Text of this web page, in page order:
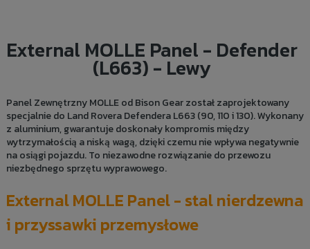
External MOLLE Panel - Defender
(L663) - Lewy
Panel Zewnętrzny MOLLE od Bison Gear został zaprojektowany
specjalnie do Land Rovera Defendera L663 (90, 110 i 130). Wykonany
z aluminium, gwarantuje doskonały kompromis między
wytrzymałością a niską wagą, dzięki czemu nie wpływa negatywnie
na osiągi pojazdu. To niezawodne rozwiązanie do przewozu
niezbędnego sprzętu wyprawowego.
External MOLLE Panel - stal nierdzewna
i przyssawki przemysłowe